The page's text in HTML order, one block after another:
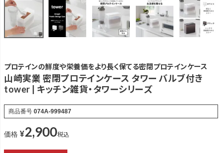
プロテインの鮮度や栄養価をより長く保てる密閉プロテインケース
山崎実業 密閉プロテインケース タワー バルブ付き
tower | キッチン雑貨・タワーシリーズ
商品番号 074A-999487
価格 ¥2,900税込